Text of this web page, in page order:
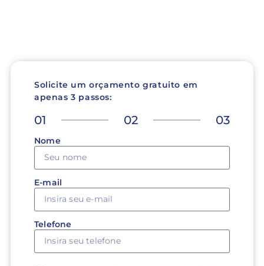
Solicite um orçamento gratuito em
apenas 3 passos:
01 02 03
Nome
E-mail
Telefone